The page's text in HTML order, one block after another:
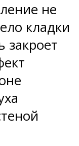
не
кладки
закроет